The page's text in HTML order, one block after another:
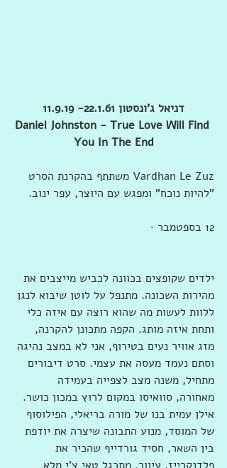
דניאל ג'ונסטון 22.1.61- 11.9.19
Daniel Johnston - True Love Will Find
You In The End
‏‎Vardhan Le Zuz‎‏ ‏‏משתתף ב‏הקרנת הסרט
"להיות נוכח" ומפגש עם היוצר, עפר ינוב‏.
12 בספטמבר ·
ילדים שקופצים בכוונה לכביש מייצבים את
מהירות השכונה. מתנפל על לוטן שיבוא לנגן
ללוות לעשות מה שהוא רוצה עם איזה כלי
ותחת איזה מותג. הקפה מתכונן להקרנה,
מזג אוויר נעים בטירוף, אני לא במצב נהיגה
וסתם נעמד מעסה את עצמי. סרט דיבורים
מתחיל, משנה מצב לצפייה בעמידה
מאחורה, סוואיסו במקום לרוץ במכון כושר.
אילן עמית בנו של מורה בריאלי, הפילוסוף
של המוסד, מנוע התבונה שיצרה את יודפת
בין השאר, חסיד גורדייף שהכיר את